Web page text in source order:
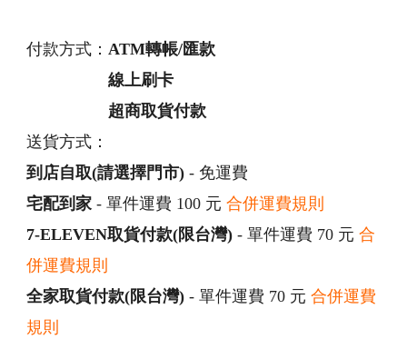
付款方式： ATM轉帳/匯款
線上刷卡
超商取貨付款
送貨方式：
到店自取(請選擇門市)- 免運費
宅配到家- 單件運費 100 元 合併運費規則
7-ELEVEN取貨付款(限台灣)- 單件運費 70 元 合
併運費規則
全家取貨付款(限台灣)- 單件運費 70 元 合併運費
規則